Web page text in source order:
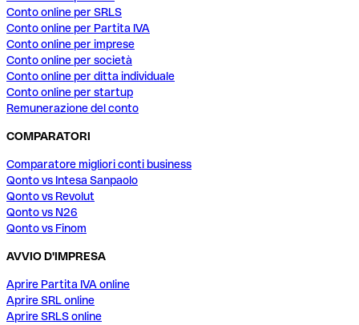
Conto online per SRLS
Conto online per Partita IVA
Conto online per imprese
Conto online per società
Conto online per ditta individuale
Conto online per startup
Remunerazione del conto
COMPARATORI
Comparatore migliori conti business
Qonto vs Intesa Sanpaolo
Qonto vs Revolut
Qonto vs N26
Qonto vs Finom
AVVIO D'IMPRESA
Aprire Partita IVA online
Aprire SRL online
Aprire SRLS online